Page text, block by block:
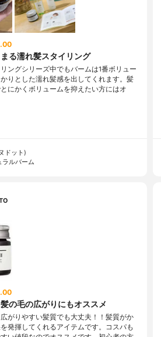
る濡れ髪スタイリング
ングシリーズ中でもバームは1番ボリュー
りとした濡れ髪感を出してくれます。髪
にかくボリュームを抑えたい方にはオ
ドット)
ラルバーム
の毛の広がりにもオススメ
がりやすい髪質でも大丈夫！！髪質がか
発揮してくれるアイテムです。コスパも